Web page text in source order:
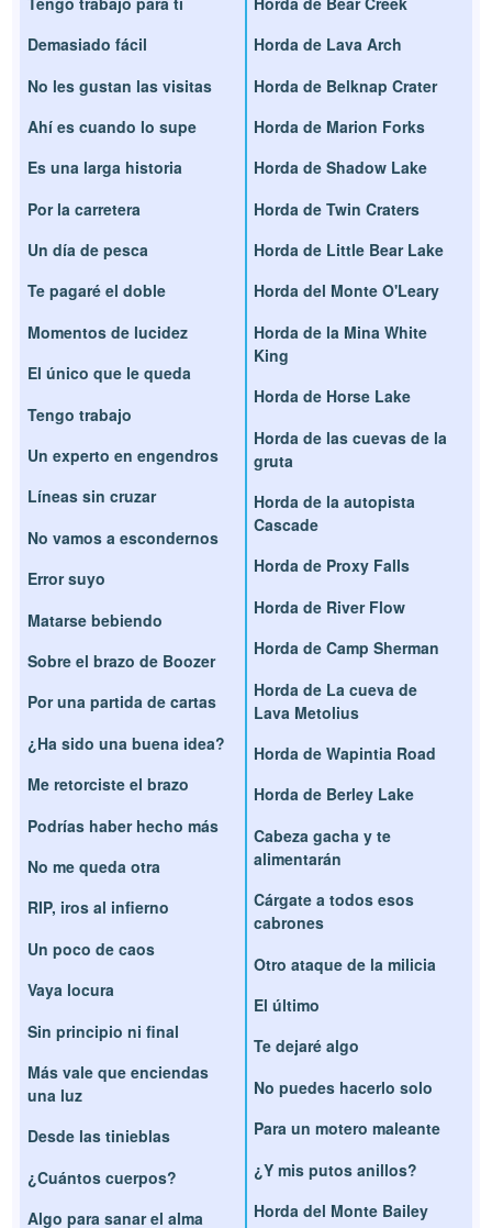
Demasiado fácil
No les gustan las visitas
Ahí es cuando lo supe
Es una larga historia
Por la carretera
Un día de pesca
Te pagaré el doble
Momentos de lucidez
El único que le queda
Tengo trabajo
Un experto en engendros
Líneas sin cruzar
No vamos a escondernos
Error suyo
Matarse bebiendo
Sobre el brazo de Boozer
Por una partida de cartas
¿Ha sido una buena idea?
Me retorciste el brazo
Podrías haber hecho más
No me queda otra
RIP, iros al infierno
Un poco de caos
Vaya locura
Sin principio ni final
Más vale que enciendas
una luz
Desde las tinieblas
¿Cuántos cuerpos?
Algo para sanar el alma
Horda de Lava Arch
Horda de Belknap Crater
Horda de Marion Forks
Horda de Shadow Lake
Horda de Twin Craters
Horda de Little Bear Lake
Horda del Monte O'Leary
Horda de la Mina White
King
Horda de Horse Lake
Horda de las cuevas de la
gruta
Horda de la autopista
Cascade
Horda de Proxy Falls
Horda de River Flow
Horda de Camp Sherman
Horda de La cueva de
Lava Metolius
Horda de Wapintia Road
Horda de Berley Lake
Cabeza gacha y te
alimentarán
Cárgate a todos esos
cabrones
Otro ataque de la milicia
El último
Te dejaré algo
No puedes hacerlo solo
Para un motero maleante
¿Y mis putos anillos?
Horda del Monte Bailey